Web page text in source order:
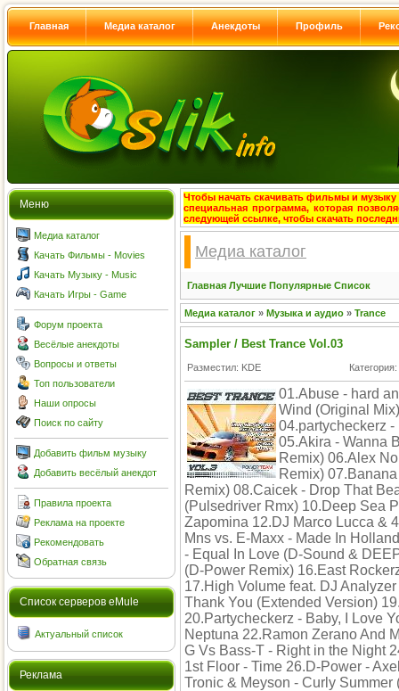
Главная Медиа каталог Анекдоты Профиль
Меню
Медиа каталог
Качать Фильмы - Movies
Качать Музыку - Music
Качать Игры - Game
Форум проекта
Весёлые анекдоты
Вопросы и ответы
Топ пользователи
Наши опросы
Поиск по сайту
Добавить фильм музыку
Добавить весёлый анекдот
Правила проекта
Реклама на проекте
Рекомендовать
Обратная связь
Cписок серверов eMule
Актуальный список
Реклама
Чтобы начать скачивать фильмы и музыку
специальная программа, которая
следующей ссылке, чтобы скачать
Медиа каталог
Главная Лучшие Популярные Список
Медиа каталог » Музыка и аудио » Trance
Sampler / Best Trance Vol.03
Разместил: KDE Категория:
01.Abuse - hard
Wind (Original
04.partycheckerz
05.Akira - Wanna
Remix) 06.Alex
Remix)
Remix) 08.Caicek - Drop That
(Pulsedriver Rmx) 10.Deep Sea
Zapomina 12.DJ Marco Lucca &
Mns vs. E-Maxx - Made In
- Equal In Love (D-Sound &
(D-Power Remix) 16.East
17.High Volume feat. DJ
Thank You (Extended Version)
20.Partycheckerz - Baby, I Love
Neptuna 22.Ramon Zerano And
G Vs Bass-T - Right in the Night
1st Floor - Time 26.D-Power -
Tronic & Meyson - Curly Summer